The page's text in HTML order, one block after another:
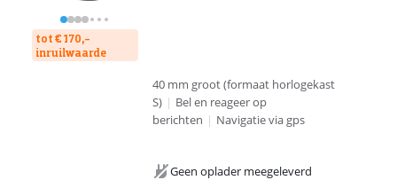
tot € 170,-
inruilwaarde
40 mm groot (formaat horlogekast
S) | Bel en reageer op
berichten | Navigatie via gps
Geen oplader meegeleverd